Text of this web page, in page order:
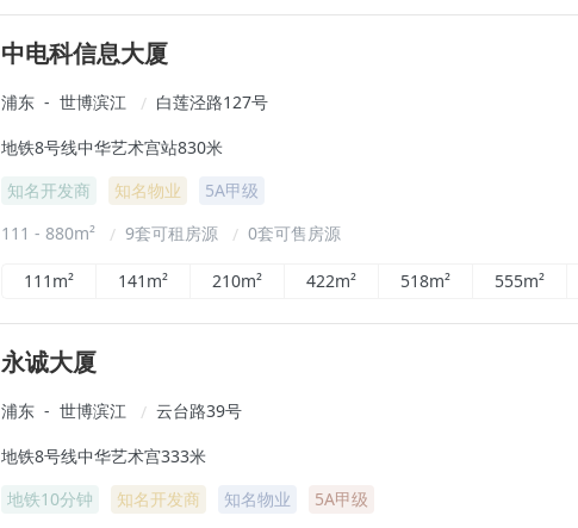
中电科信息大厦
浦东 - 世博滨江 / 白莲泾路127号
地铁8号线中华艺术宫站830米
知名开发商
知名物业
5A甲级
111 - 880m²
/ 9套可租房源 / 0套可售房源
111m² 141m² 210m² 422m² 518m² 555m²
永诚大厦
浦东 - 世博滨江 / 云台路39号
地铁8号线中华艺术宫333米
地铁10分钟
知名开发商 知名物业
5A甲级